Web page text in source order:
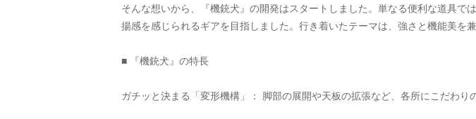
そんな想いから、『機銃犬』の開発はスタートしました。単なる便利な道具
揚感を感じられるギアを目指しました。行き着いたテーマは、強さと機能美を
■ 『機銃犬』の特長
ガチッと決まる「変形機構」： 脚部の展開や天板の拡張など、各所にこだわ